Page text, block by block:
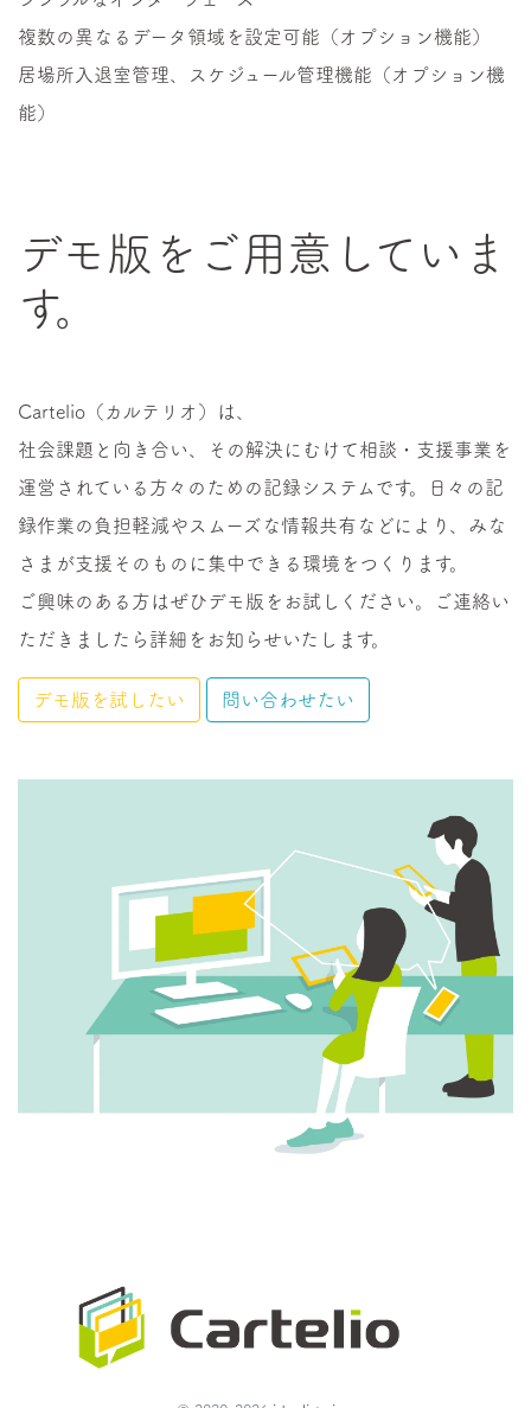
複数の異なるデータ領域を設定可能（オプション機能）
居場所入退室管理、スケジュール管理機能（オプション機
能）
デモ版をご用意していま
す。
Cartelio（カルテリオ）は、
社会課題と向き合い、その解決にむけて相談・支援事業を
運営されている方々のための記録システムです。日々の記
録作業の負担軽減やスムーズな情報共有などにより、みな
さまが支援そのものに集中できる環境をつくります。
ご興味のある方はぜひデモ版をお試しください。ご連絡い
ただきましたら詳細をお知らせいたします。
デモ版を試したい 問い合わせたい